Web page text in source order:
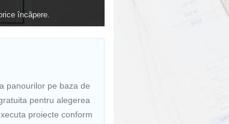
panourilor pe baza de
pentru alegerea
proiecte conform